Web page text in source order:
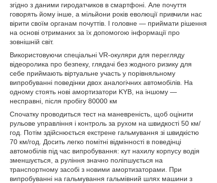
згідно з даними гиродатчиков в смартфоні. Але почуття
говорять йому інше, а мільйони років еволюції привчили нас
вірити своїм органам почуттів. І головне — приймати рішення
на основі отриманих за їх допомогою інформації про
зовнішній світ.
Використовуючи спеціальні VR-окуляри для перегляду
відеоролика про безпеку, глядачі без жодного ризику для
себе приймають віртуальне участь у порівняльному
випробуванні поведінки двох аналогічних автомобілів. На
одному стоять нові амортизатори KYB, на іншому —
несправні, після пробігу 80000 км
Спочатку проводиться тест на маневреність, щоб оцінити
рульове управління і контроль за рухом на швидкості 50 км/
год. Потім здійснюється екстрене гальмування зі швидкістю
70 км/год. Досить легко помітні відмінності в поведінці
автомобілів під час випробування: кут нахилу корпусу водія
зменшується, а руління значно поліпшується на
транспортному засобі з новими амортизаторами. При
випробуванні на гальмування гальмівний шлях машини з